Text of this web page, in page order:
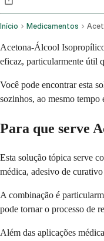
Início Medicamentos
Acetona-Álcool
eficaz, particularmente útil
Você pode encontrar esta
sozinhos, ao mesmo tempo
Para que serve
Esta solução tópica serve
médica, adesivo de
A combinação é
pode tornar o processo de
Além das aplicações